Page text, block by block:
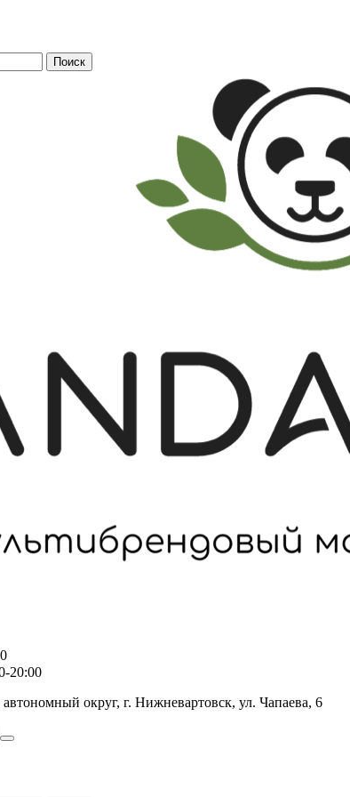
20:00
округ, г. Нижневартовск, ул. Чапаева, 6